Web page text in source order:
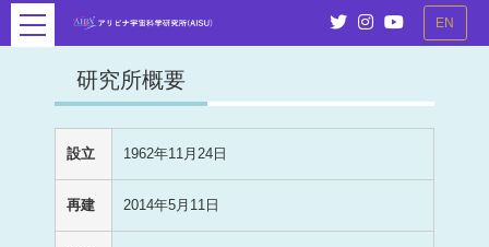
EN
研究所概要
設立 1962年11月24日
再建 2014年5月11日